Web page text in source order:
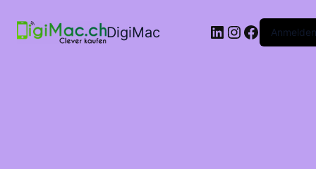
DigiMac LinkedIn
Instagram
Anmelden